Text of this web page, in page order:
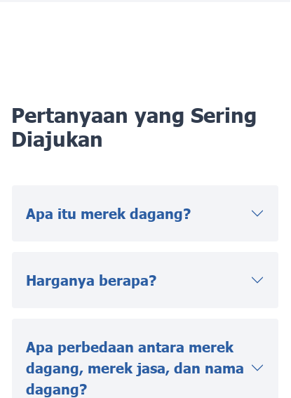
Pertanyaan yang Sering
Diajukan
Apa itu merek dagang?
Harganya berapa?
Apa perbedaan antara merek
dagang, merek jasa, dan nama
dagang?